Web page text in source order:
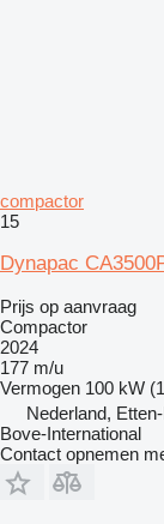
compactor
15
Dynapac
Prijs op aanvraag
Compactor
2024
177 m/u
Vermogen 100 kW
Nederland,
Bove-International
Contact opnemen